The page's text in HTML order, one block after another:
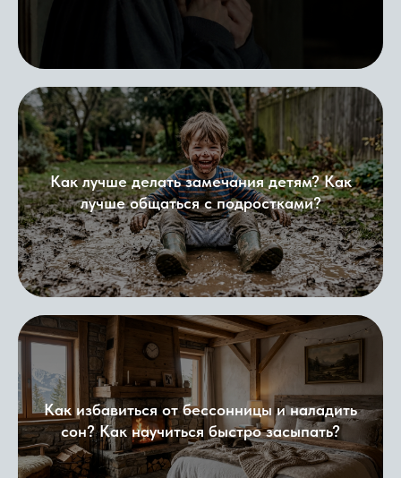
Как лучше делать замечания детям? Как
лучше общаться с подростками?
Как избавиться от бессонницы иналадить
сон? Как научиться быстро засыпать?